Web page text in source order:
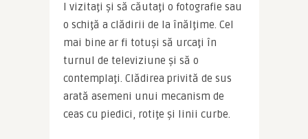
l vizitaţi și să căutaţi o fotografie sau
o schiţă a clădirii de la înălţime. Cel
mai bine ar fi totuși să urcaţi în
turnul de televiziune și să o
contemplaţi. Clădirea privită de sus
arată asemeni unui mecanism de
ceas cu piedici, rotiţe și linii curbe.